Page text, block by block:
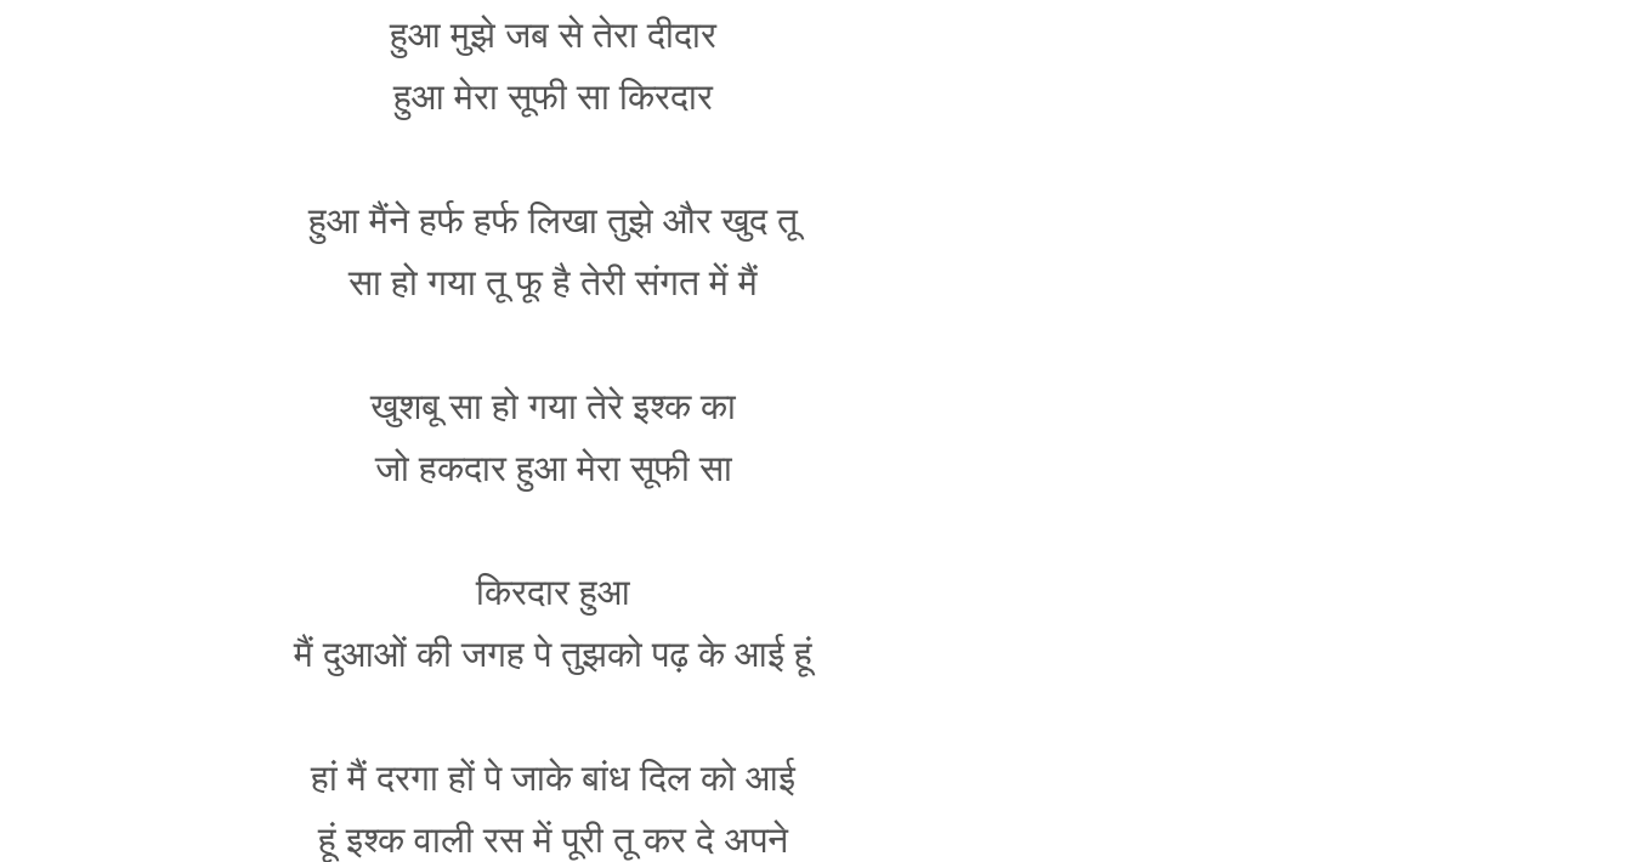
हुआ मुझे जब से तेरा दीदार
हुआ मेरा सूफी सा किरदार
हुआ मैंने हर्फ हर्फ लिखा तुझे और खुद तू
सा हो गया तू फू है तेरी संगत में मैं
खुशबू सा हो गया तेरे इश्क का
जो हकदार हुआ मेरा सूफी सा
किरदार हुआ
मैं दुआओं की जगह पे तुझको पढ़ के आई हूं
हां मैं दरगा हों पे जाके बांध दिल को आई
हूं इश्क वाली रस में पूरी तू कर दे अपने